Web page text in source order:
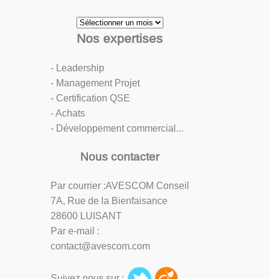
Archives
Nos expertises
- Leadership
- Management Projet
- Certification QSE
- Achats
- Développement commercial...
Nous contacter
Par courrier :AVESCOM Conseil
7A, Rue de la Bienfaisance
28600 LUISANT
Par e-mail :
contact@avescom.com